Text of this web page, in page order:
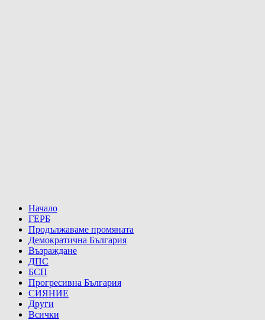
Начало
ГЕРБ
Продължаваме промяната
Демократична България
Възраждане
ДПС
БСП
Прогресивна България
СИЯНИЕ
Други
Всички